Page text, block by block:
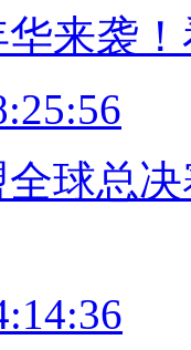
华来袭
球总